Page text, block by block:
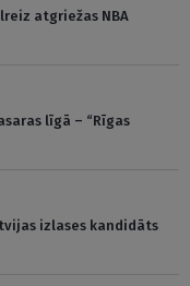
atgriežas NBA
līgā – “Rīgas
izlases kandidāts